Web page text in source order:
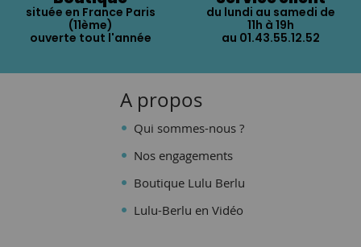
située en France Paris
(11ème)
ouverte tout l'année
du lundi au samedi de
11h à 19h
au 01.43.55.12.52
A propos
Qui sommes-nous ?
Nos engagements
Boutique Lulu Berlu
Lulu-Berlu en Vidéo